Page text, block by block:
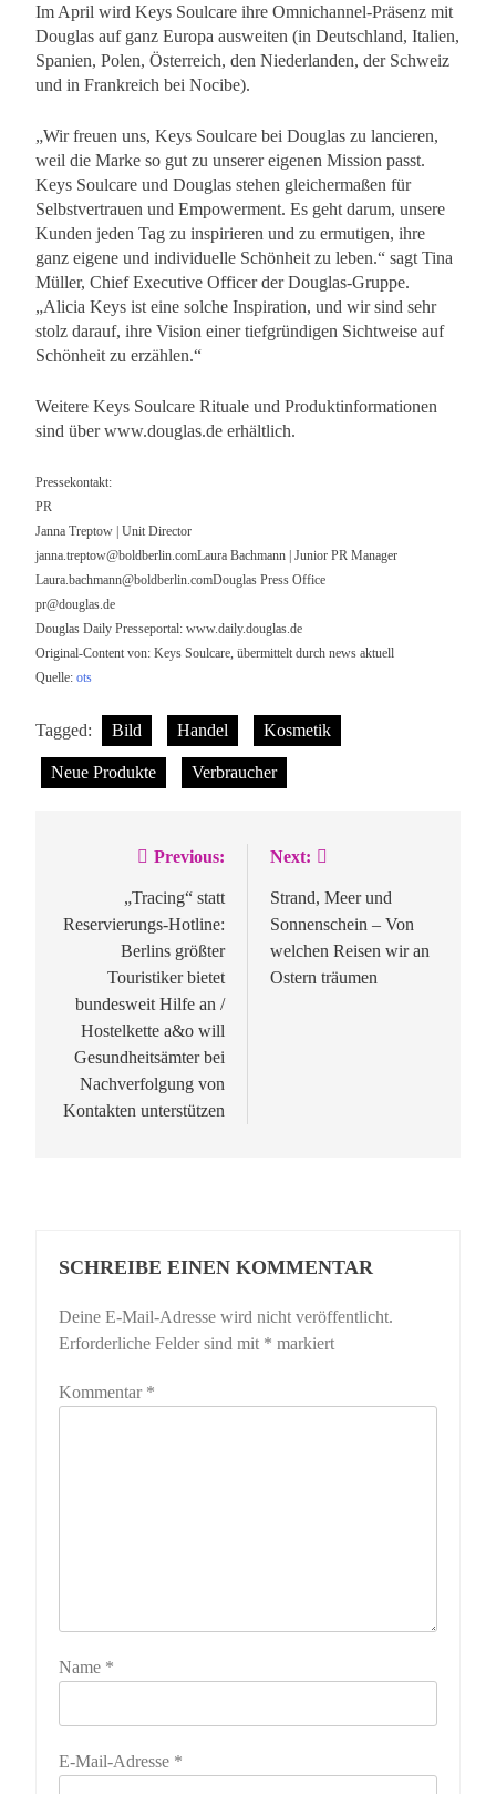
Im April wird Keys Soulcare ihre Omnichannel-Präsenz mit
Douglas auf ganz Europa ausweiten (in Deutschland, Italien,
Spanien, Polen, Österreich, den Niederlanden, der Schweiz
und in Frankreich bei Nocibe).
„Wir freuen uns, Keys Soulcare bei Douglas zu lancieren,
weil die Marke so gut zu unserer eigenen Mission passt.
Keys Soulcare und Douglas stehen gleichermaßen für
Selbstvertrauen und Empowerment. Es geht darum, unsere
Kunden jeden Tag zu inspirieren und zu ermutigen, ihre
ganz eigene und individuelle Schönheit zu leben.“ sagt Tina
Müller, Chief Executive Officer der Douglas-Gruppe.
„Alicia Keys ist eine solche Inspiration, und wir sind sehr
stolz darauf, ihre Vision einer tiefgründigen Sichtweise auf
Schönheit zu erzählen.“
Weitere Keys Soulcare Rituale und Produktinformationen
sind über www.douglas.de erhältlich.
Pressekontakt:
PR
Janna Treptow | Unit Director
janna.treptow@boldberlin.comLaura Bachmann | Junior PR Manager
Laura.bachmann@boldberlin.comDouglas Press Office
pr@douglas.de
Douglas Daily Presseportal: www.daily.douglas.de
Original-Content von: Keys Soulcare, übermittelt durch news aktuell
Quelle: ots
Tagged: Bild Handel Kosmetik
Neue Produkte Verbraucher
Beitragsnavigation
Previous:
„Tracing“ statt
Reservierungs-Hotline:
Berlins größter
Touristiker bietet
bundesweit Hilfe an /
Hostelkette a&o will
Gesundheitsämter bei
Nachverfolgung von
Kontakten unterstützen
Next:
Strand, Meer und
Sonnenschein – Von
welchen Reisen wir an
Ostern träumen
SCHREIBE EINEN KOMMENTAR
Deine E-Mail-Adresse wird nicht veröffentlicht.
Erforderliche Felder sind mit * markiert
Kommentar *
Name *
E-Mail-Adresse *